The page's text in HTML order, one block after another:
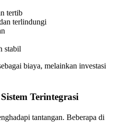
tertib
terlindungi
stabil
biaya, melainkan investasi
Terintegrasi
tantangan. Beberapa di